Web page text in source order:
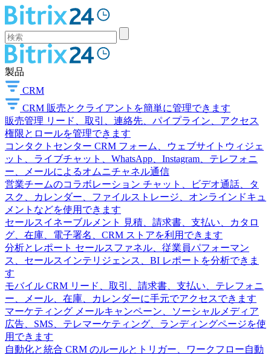
製品
CRM
CRM 販売とクライアントを簡単に管理できます
販売管理 リード、取引、連絡先、パイプライン、アクセス
権限とロールを管理できます
コンタクトセンター CRM フォーム、ウェブサイトウィジェ
ット、ライブチャット、WhatsApp、Instagram、テレフォニ
ー、メールによるオムニチャネル通信
営業チームのコラボレーション チャット、ビデオ通話、タ
スク、カレンダー、ファイルストレージ、オンラインドキュ
メントなどを使用できます
セールスイネーブルメント
見積、請求書、支払い、カタロ
グ、在庫、電子署名、CRM ストアを利用できます
分析とレポート セールスファネル、従業員パフォーマン
ス、セールスインテリジェンス、BI レポートを分析できま
す
モバイル CRM リード、取引、請求書、支払い、テレフォニ
ー、メール、在庫、カレンダーに手元でアクセスできます
マーケティング メールキャンペーン、ソーシャルメディア
広告、SMS、テレマーケティング、ランディングページを使
用できます
自動化と統合 CRM のルールとトリガー、ワークフロー自動